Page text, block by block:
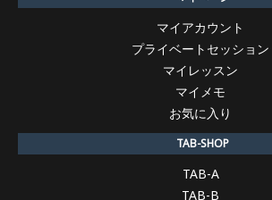
マイアカウント
プライベートセッション
マイレッスン
マイメモ
お気に入り
TAB-SHOP
TAB-A
TAB-B